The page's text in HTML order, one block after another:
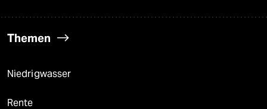
Themen
Niedrigwasser
Rente